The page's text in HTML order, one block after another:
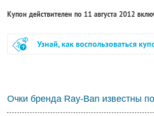
Купон действителен по 11 августа 2012
Узнай, как воспользоваться
Очки бренда Ray-Ban известны